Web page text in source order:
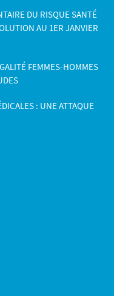
DU RISQUE SANTÉ
AU 1ER JANVIER
FEMMES-HOMMES
: UNE ATTAQUE